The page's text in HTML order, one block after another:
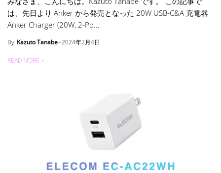
は、先日より Anker から発売となった 20W USB-C&A 充電器
Anker Charger (20W, 2-Po...
By Kazuto Tanabe 2024年2月4日
READ MORE